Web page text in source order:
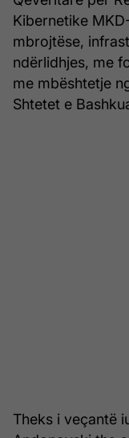
Kibernetike
mbrojtëse,
ndërlidhjes, me
me mbështetje
Shtetet e
Theks i veçantë